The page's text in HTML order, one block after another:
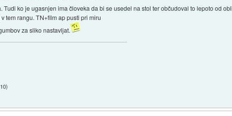
Tudi ko je ugasnjen ima človeka da bi se usedel na stol ter občudoval to lepoto od
tem rangu. TN+film ap pusti pri miru
za sliko nastavljat.
)